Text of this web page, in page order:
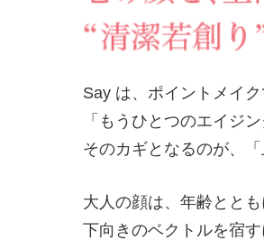
Say は、ポイントメイ
「もうひとつのエイジ
そのカギとなるのが、「
大人の顔は、年齢とと
下向きのベクトルを宿す